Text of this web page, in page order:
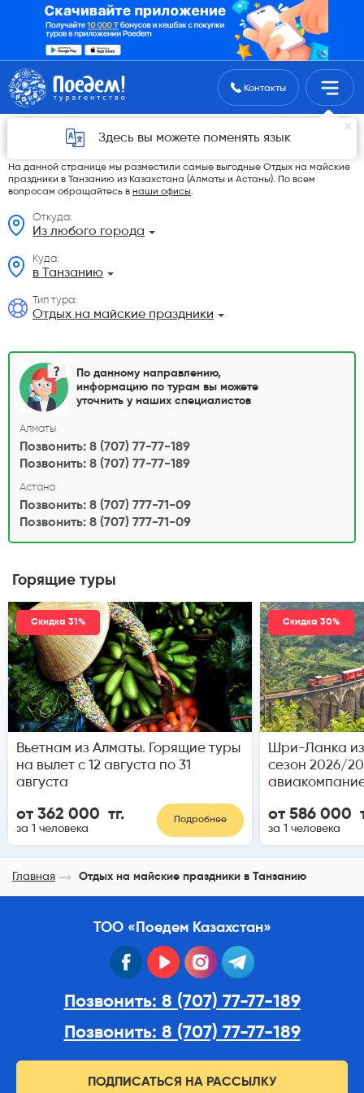
Поиск туровКонтакты
Здесь вы можете поменять язык
Отдых на майские праздники из
Казахстана
На данной странице мы разместили самые выгодные Отдых на майские
праздники в Танзанию из Казахстана (Алматы и Астаны). По всем
вопросам обращайтесь в наши офисы.
Откуда:
Из любого города
Куда:
в Танзанию
Тип тура:
Отдых на майские праздники
По данному направлению,
информацию по турам вы можете
уточнить у наших специалистов
Алматы
Позвонить: 8 (707) 77-77-189
Позвонить: 8 (707) 77-77-189
Астана
Позвонить: 8 (707) 777-71-09
Позвонить: 8 (707) 777-71-09
Горящие туры
Скидка 31%
Вьетнам из Алматы. Горящие туры
на вылет с 12 августа по 31
августа
от 362 000 тг.
за 1 человека
Подробнее
Скидка 30%
Шри-Ланка
сезон 2026/
от 586 000
за 1 человека
Главная Отдых на майские праздники в Танзанию
ТОО «Поедем Казахстан»
facebook youtube instagram
Позвонить: 8 (707) 77-77-189
Позвонить: 8 (707) 77-77-189
ПОДПИСАТЬСЯ НА РАССЫЛКУ